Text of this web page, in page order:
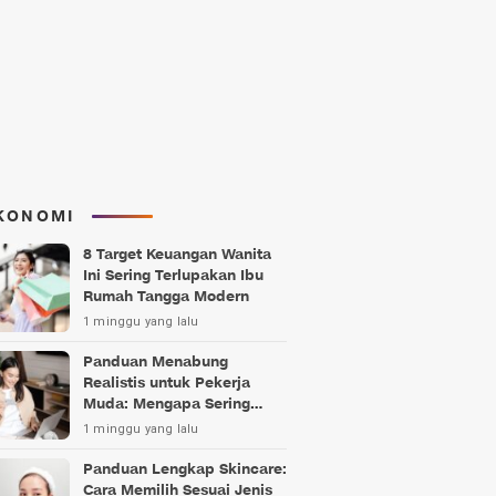
8 Target Keuangan Wanita
Ini Sering Terlupakan Ibu
Rumah Tangga Modern
1 minggu yang lalu
Panduan Menabung
Realistis untuk Pekerja
Muda: Mengapa Sering
Gagal?
1 minggu yang lalu
Panduan Lengkap Skincare:
Cara Memilih Sesuai Jenis